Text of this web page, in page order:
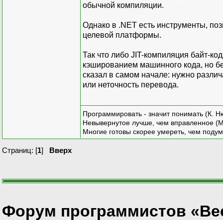
обычной компиляции.
Однако в .NET есть инструменты,
целевой платформы.
Так что либо JIT-компиляция байт-
кэшированием машинного кода, но
сказал в самом начале: нужно
или неточность перевода.
Программировать - значит понимать (К.
Невывернутое лучше, чем вправленное
Многие готовы скорее умереть, чем
Страниц: [1] Вверх
Форум программистов